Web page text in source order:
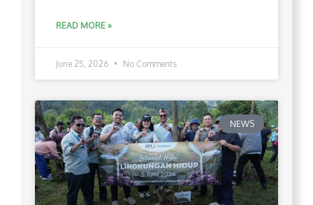
READ MORE »
June 25, 2026 No Comments
NEWS